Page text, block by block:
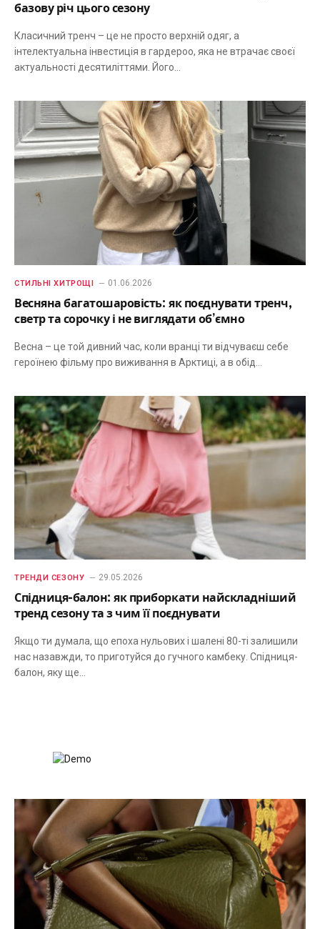
базову річ цього сезону
Класичний тренч – це не просто верхній одяг, а
інтелектуальна інвестиція в гардероо, яка не втрачає своєї
актуальності десятиліттями. Його…
СТИЛЬНІ ХИТРОЩІ 01.06.2026
Весняна багатошаровість: як поєднувати тренч,
светр та сорочку і не виглядати об’ємно
Весна – це той дивний час, коли вранці ти відчуваєш себе
героїнею фільму про виживання в Арктиці, а в обід…
ТРЕНДИ СЕЗОНУ 29.05.2026
Спідниця-балон: як приборкати найскладніший
тренд сезону та з чим її поєднувати
Якщо ти думала, що епоха нульових і шалені 80-ті залишили
нас назавжди, то приготуйся до гучного камбеку. Спідниця-
балон, яку ще…